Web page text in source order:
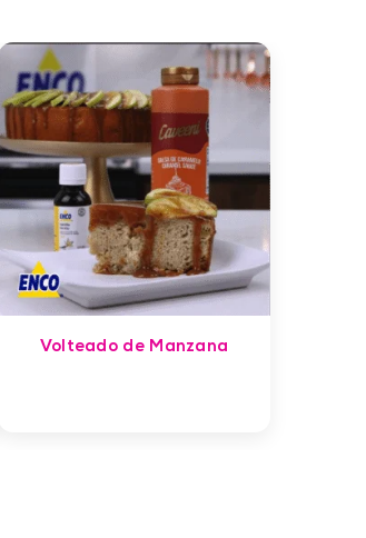
Volteado de Manzana